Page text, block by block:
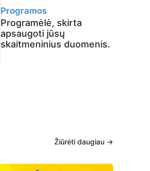
Programos
Programėlė, skirta
apsaugoti jūsų
skaitmeninius duomenis.
Žiūrėti daugiau →